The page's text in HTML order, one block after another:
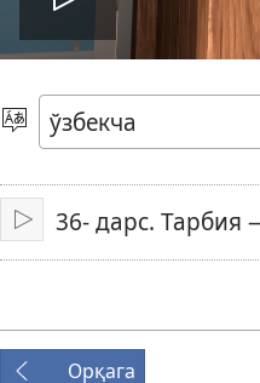
ижро
этиш
Тилни
танлаш
Тинглаш
36- дарс. Тарбия
Орқага